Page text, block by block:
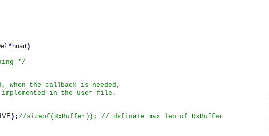
*huart)
*/
when the callback is needed,
in the user file.
); //sizeof(RxBuffer)); // definate max len of RxBuffer